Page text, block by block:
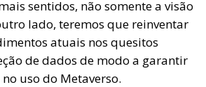
sentidos, não somente a visão
lado, teremos que reinventar
atuais nos quesitos
de dados de modo a garantir
uso do Metaverso.